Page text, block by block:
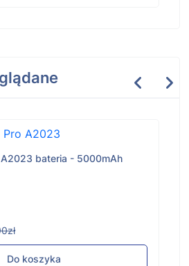
bateria - 5000mAh
Do koszyka